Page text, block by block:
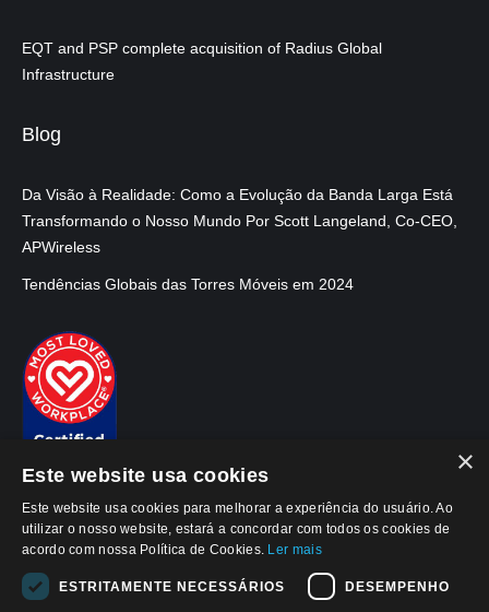
EQT and PSP complete acquisition of Radius Global
Infrastructure
Blog
Da Visão à Realidade: Como a Evolução da Banda Larga Está
Transformando o Nosso Mundo Por Scott Langeland, Co-CEO,
APWireless
Tendências Globais das Torres Móveis em 2024
© 2026, APWireless Brasil Invest. Imob. LTDA
×
Este website usa cookies
Este website usa cookies para melhorar a experiência do usuário. Ao
utilizar o nosso website, estará a concordar com todos os cookies de
acordo com nossa Política de Cookies. Ler mais
ESTRITAMENTE NECESSÁRIOS DESEMPENHO